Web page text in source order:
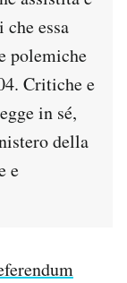
essa
polemiche
Critiche e
in sé,
della
e